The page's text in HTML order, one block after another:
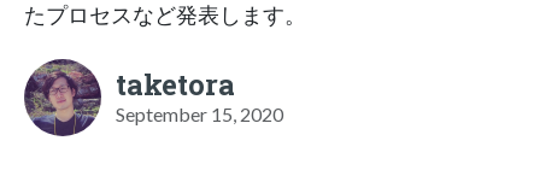
たプロセスなど発表します。
taketora
September 15, 2020